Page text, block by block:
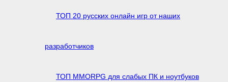
ТОП 20 русских онлайн игр от наших
разработчиков
ТОП MMORPG для слабых ПК и ноутбуков